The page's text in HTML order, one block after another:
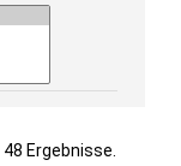
Ergebnisse.